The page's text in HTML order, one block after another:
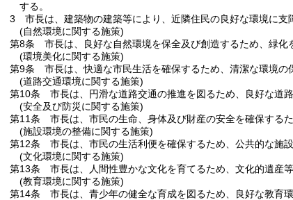
する。
3
市長は、建築物の建築等により、近隣住民の良好な環境に支
(自然環境に関する施策)
第8条
市長は、良好な自然環境を保全及び創造するため、緑
(環境美化に関する施策)
第9条
市長は、快適な市民生活を確保するため、清潔な環境の
(道路交通環境に関する施策)
第10条
市長は、円滑な道路交通の推進を図るため、良好な道
(安全及び防災に関する施策)
第11条
市長は、市民の生命、身体及び財産の安全を確保する
(施設環境の整備に関する施策)
第12条
市長は、市民の生活利便を確保するため、公共的な施
(文化環境に関する施策)
第13条
市長は、人間性豊かな文化を育てるため、文化的遺産
(教育環境に関する施策)
第14条
市長は、青少年の健全な育成を図るため、良好な教育